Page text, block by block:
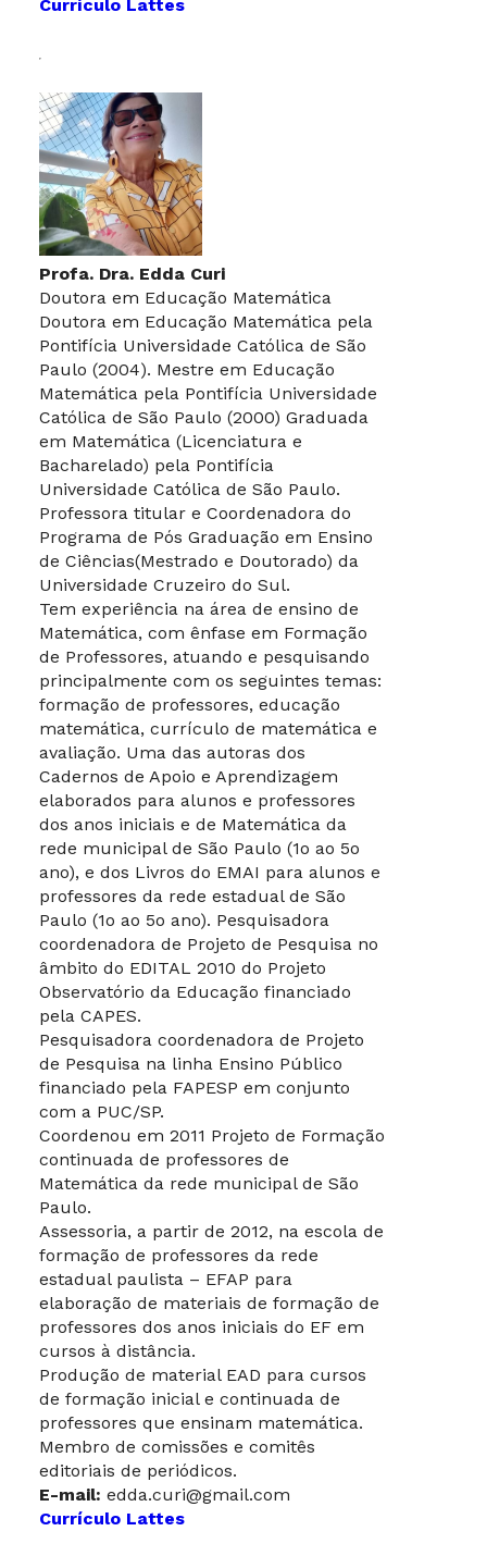
Currículo Lattes
Profa. Dra. Edda Curi
Doutora em Educação Matemática
Doutora em Educação Matemática pela
Pontifícia Universidade Católica de São
Paulo (2004). Mestre em Educação
Matemática pela Pontifícia Universidade
Católica de São Paulo (2000) Graduada
em Matemática (Licenciatura e
Bacharelado) pela Pontifícia
Universidade Católica de São Paulo.
Professora titular e Coordenadora do
Programa de Pós Graduação em Ensino
de Ciências(Mestrado e Doutorado) da
Universidade Cruzeiro do Sul.
Tem experiência na área de ensino de
Matemática, com ênfase em Formação
de Professores, atuando e pesquisando
principalmente com os seguintes temas:
formação de professores, educação
matemática, currículo de matemática e
avaliação. Uma das autoras dos
Cadernos de Apoio e Aprendizagem
elaborados para alunos e professores
dos anos iniciais e de Matemática da
rede municipal de São Paulo (1o ao 5o
ano), e dos Livros do EMAI para alunos e
professores da rede estadual de São
Paulo (1o ao 5o ano). Pesquisadora
coordenadora de Projeto de Pesquisa no
âmbito do EDITAL 2010 do Projeto
Observatório da Educação financiado
pela CAPES.
Pesquisadora coordenadora de Projeto
de Pesquisa na linha Ensino Público
financiado pela FAPESP em conjunto
com a PUC/SP.
Coordenou em 2011 Projeto de Formação
continuada de professores de
Matemática da rede municipal de São
Paulo.
Assessoria, a partir de 2012, na escola de
formação de professores da rede
estadual paulista – EFAP para
elaboração de materiais de formação de
professores dos anos iniciais do EF em
cursos à distância.
Produção de material EAD para cursos
de formação inicial e continuada de
professores que ensinam matemática.
Membro de comissões e comitês
editoriais de periódicos.
E-mail: edda.curi@gmail.com
Currículo Lattes